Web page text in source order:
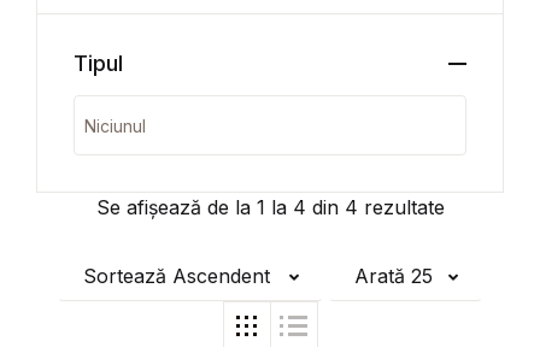
Se afișează de la 1 la 4 din 4 rezultate
Sortează Ascendent Arată 25
Tipul